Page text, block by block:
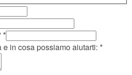
*
in cosa possiamo aiutarti: *